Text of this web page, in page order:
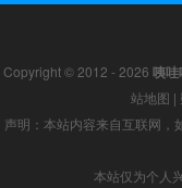
Copyright © 2012 - 2026 咦
站地图 |
声明：本站内容来自互联网
本站仅为个人